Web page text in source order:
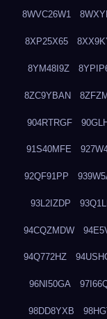
8WVC26W1
8XP25X65
8YM48I9Z
8ZC9YBAN
904RTRGF
91S40MFE
92QF91PP
93L2IZDP
94CQZMDW
94Q772HZ
96NI50GA
98DD8YXB